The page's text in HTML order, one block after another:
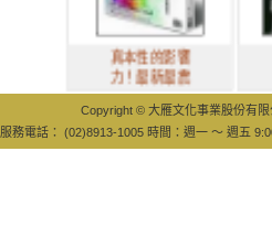
真本性的影響
力！最新最震
Copyright © 大雁文化事業股份有
服務電話： (02)8913-1005 時間：週一 ～ 週五